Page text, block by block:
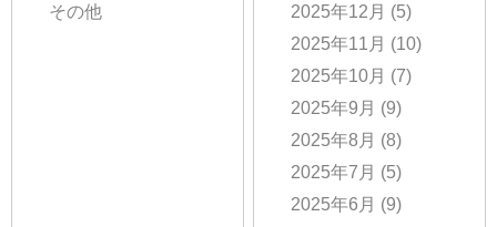
その他
2025年12月 (5)
2025年11月 (10)
2025年10月 (7)
2025年9月 (9)
2025年8月 (8)
2025年7月 (5)
2025年6月 (9)